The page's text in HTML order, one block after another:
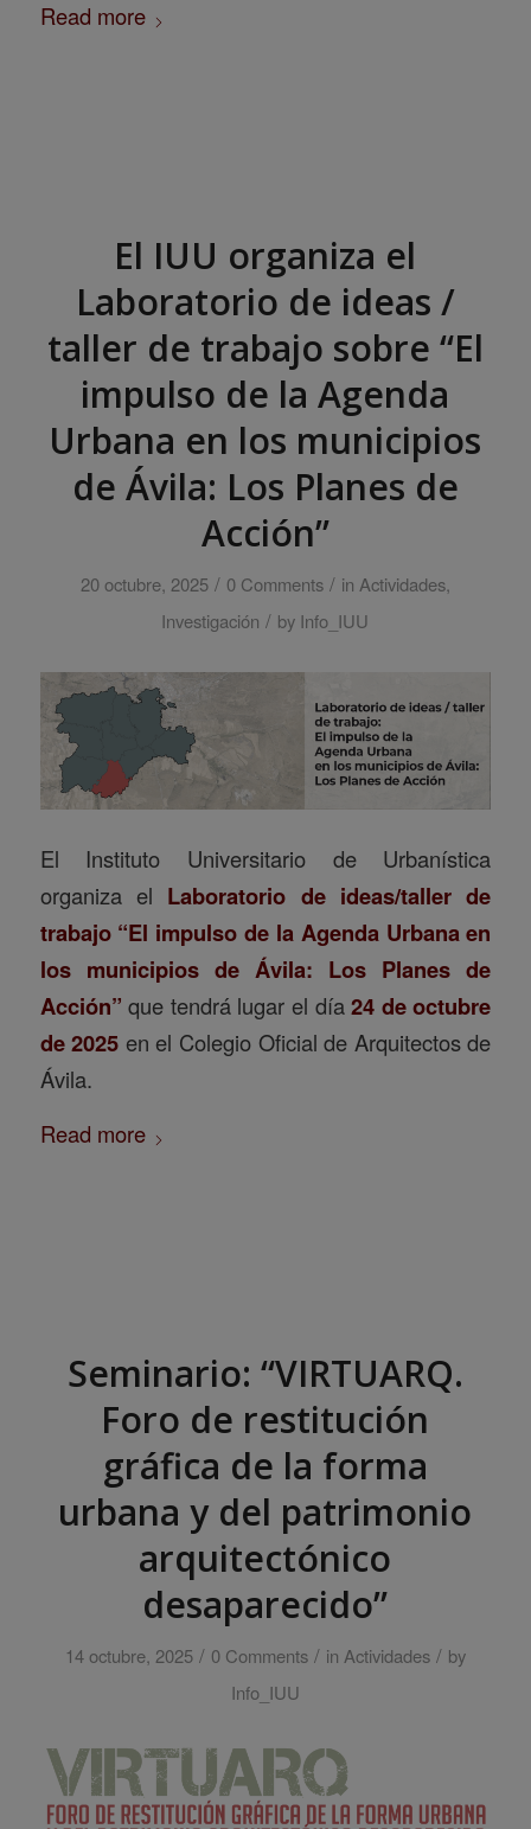
Read more
El IUU organiza el
Laboratorio de ideas /
taller de trabajo sobre “El
impulso de la Agenda
Urbana en los municipios
de Ávila: Los Planes de
Acción”
20 octubre, 2025 / 0 Comments / in Actividades,
Investigación / by Info_IUU
El Instituto Universitario de Urbanística
organiza el Laboratorio de ideas/taller de
trabajo “El impulso de la Agenda Urbana en
los municipios de Ávila: Los Planes de
Acción” que tendrá lugar el día24 de octubre
de 2025 en el Colegio Oficial de Arquitectos de
Ávila.
Read more
Seminario: “VIRTUARQ.
Foro de restitución
gráfica de la forma
urbana y del patrimonio
arquitectónico
desaparecido”
14 octubre, 2025 / 0 Comments / in Actividades / by
Info_IUU